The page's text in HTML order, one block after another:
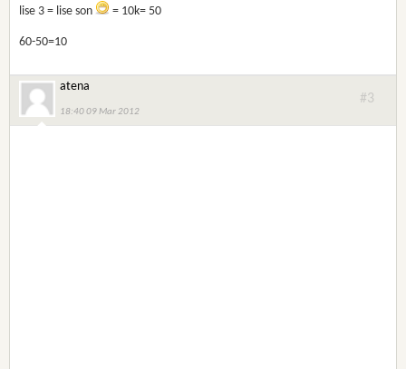
lise 3 = lise son
= 10k= 50
60-50=10
atena
18:40 09 Mar 2012
#3